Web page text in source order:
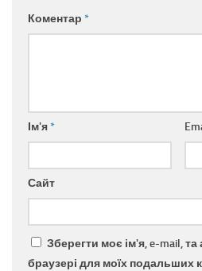
Коментар *
Ім'я*
Сайт
Зберегти моє ім'я, e-mail,
браузері для моїх подальших